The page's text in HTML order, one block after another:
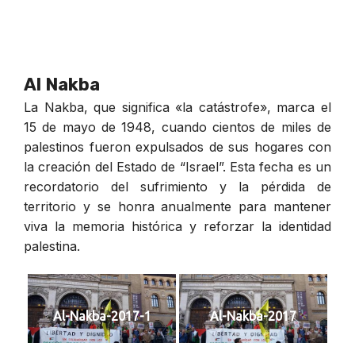
Al Nakba
La Nakba, que significa «la catástrofe», marca el
15 de mayo de 1948, cuando cientos de miles de
palestinos fueron expulsados de sus hogares con
la creación del Estado de “Israel”. Esta fecha es un
recordatorio del sufrimiento y la pérdida de
territorio y se honra anualmente para mantener
viva la memoria histórica y reforzar la identidad
palestina.
Al-Nakba-2017-1 Al-Nakba-2017